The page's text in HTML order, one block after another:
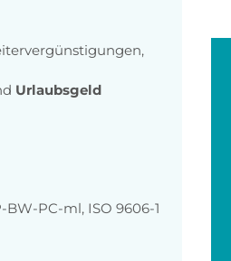
Urlaubsgeld
PC-ml, ISO 9606-1